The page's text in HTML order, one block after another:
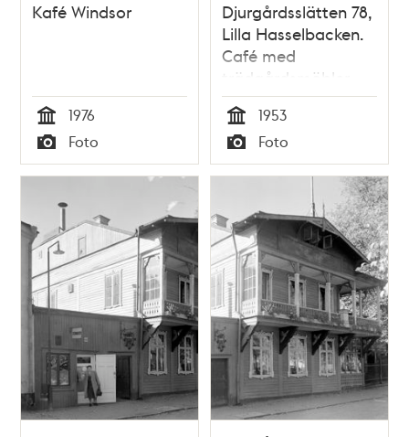
Kafé Windsor
Tid
1976
Typ
Foto
Djurgårdsslätten 78,
Lilla Hasselbacken.
Café med
trädgårdsmöbler
och portal mot
gatan
Tid
1953
Typ
Foto